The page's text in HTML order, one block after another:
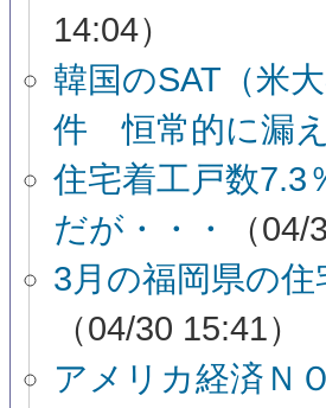
14:04）
韓国のSAT（米
件 恒常的に漏
住宅着工戸数
だが・・・
（
3月の福岡県の
（04/30 15:41）
アメリカ経済Ｎ